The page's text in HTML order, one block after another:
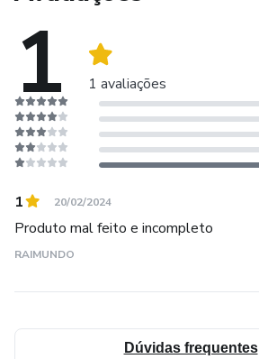
1 1 avaliações
1 20/02/2024
Produto mal feito e incompleto
RAIMUNDO
Dúvidas frequentes